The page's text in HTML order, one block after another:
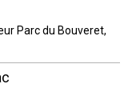
Parc du Bouveret,